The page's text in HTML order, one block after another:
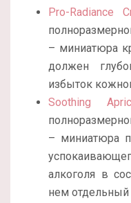
Pro-Radiance
– миниатюра
должен
избыток
Soothing
– миниатюра
алкоголя в
нем отдельный